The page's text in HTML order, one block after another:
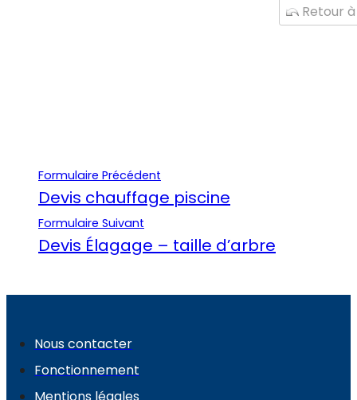
Retour
Formulaire Précédent
Devis chauffage piscine
Formulaire Suivant
Devis Élagage – taille d’arbre
Nous contacter
Fonctionnement
Mentions légales